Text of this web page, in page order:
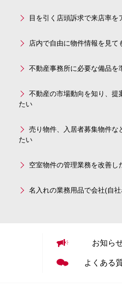
目を引く店頭訴求で来店率を
店内で自由に物件情報を見て
不動産事務所に必要な備品を
不動産の市場動向を知り、提
たい
売り物件、入居者募集物件な
たい
空室物件の管理業務を改善し
名入れの業務用品で会社(自
お知ら
よくある